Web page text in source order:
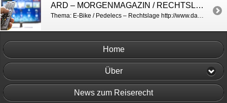
ARD – MORGENMAGAZIN / RECHTSLAGE RUND UMS ELEKTROFAHRRAD
Thema: E-Bike / Pedelecs – Rechtslage http://www.daserste.de/information/politik-weltgeschehen/morgenmagazin/videos/service-5-102.html
Home
Über
News zum Reiserecht